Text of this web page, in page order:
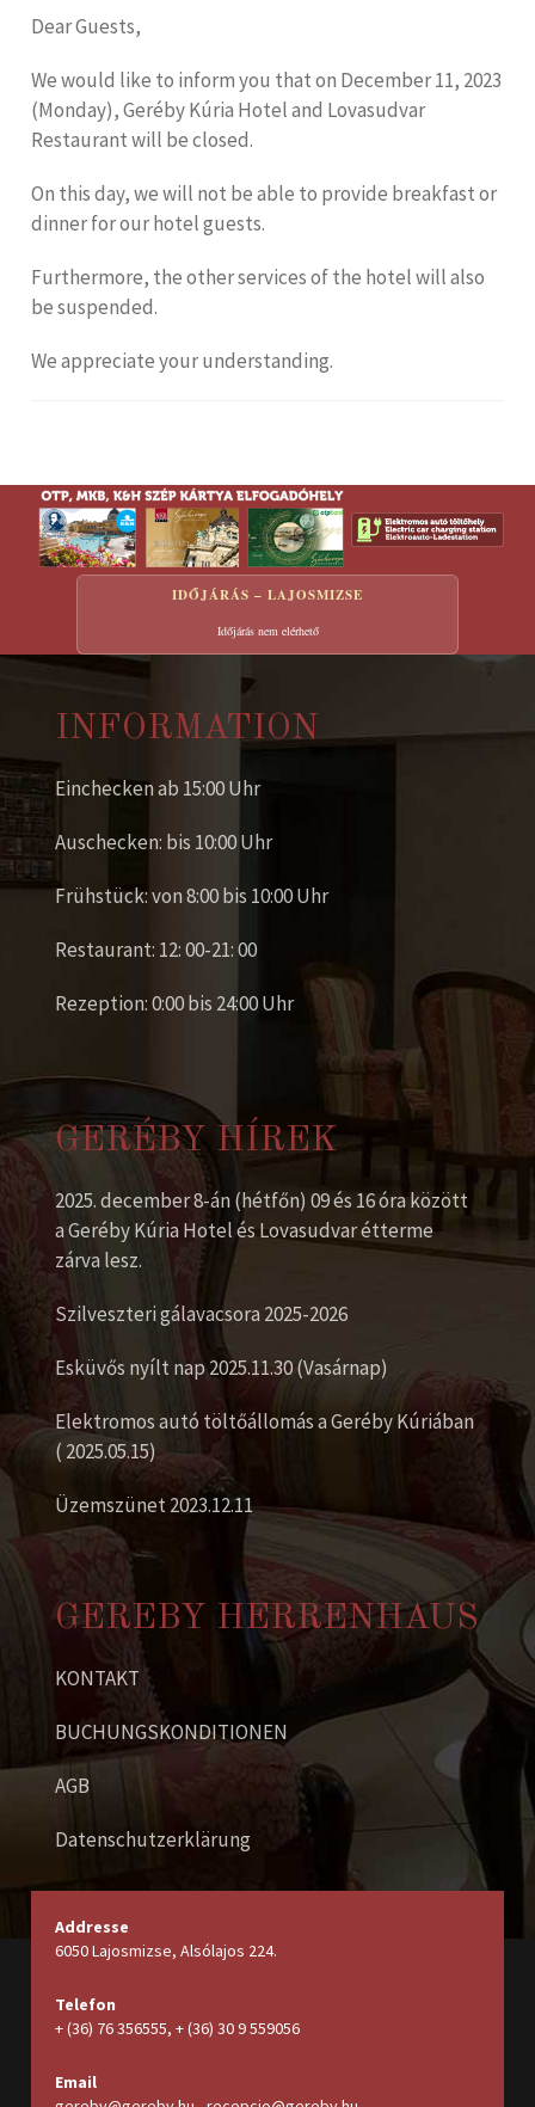
Dear Guests,
We would like to inform you that on December 11, 2023
(Monday), Geréby Kúria Hotel and Lovasudvar
Restaurant will be closed.
On this day, we will not be able to provide breakfast or
dinner for our hotel guests.
Furthermore, the other services of the hotel will also
be suspended.
We appreciate your understanding.
IDŐJÁRÁS – LAJOSMIZSE
Időjárás nem elérhető
INFORMATION
Einchecken ab 15:00 Uhr
Auschecken: bis 10:00 Uhr
Frühstück: von 8:00 bis 10:00 Uhr
Restaurant: 12: 00-21: 00
Rezeption: 0:00 bis 24:00 Uhr
GERÉBY HÍREK
2025. december 8-án (hétfőn) 09 és 16 óra között
a Geréby Kúria Hotel és Lovasudvar étterme
zárva lesz.
Szilveszteri gálavacsora 2025-2026
Esküvős nyílt nap 2025.11.30 (Vasárnap)
Elektromos autó töltőállomás a Geréby Kúriában
( 2025.05.15)
Üzemszünet 2023.12.11
GEREBY HERRENHAUS
KONTAKT
BUCHUNGSKONDITIONEN
AGB
Datenschutzerklärung
Addresse
6050 Lajosmizse, Alsólajos 224.
Telefon
+ (36) 76 356555, + (36) 30 9 559056
Email